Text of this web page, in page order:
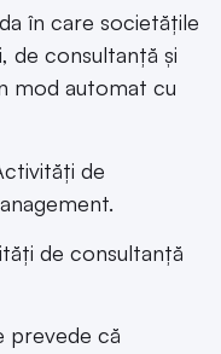
în care societățile
de consultanță și
mod automat cu
de
de consultanță
prevede că